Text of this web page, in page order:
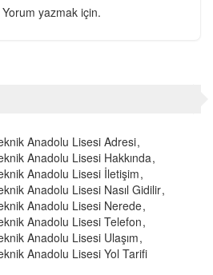
Yorum yazmak için.
Anadolu Lisesi Adresi
Anadolu Lisesi Hakkında
Anadolu Lisesi İletişim
Anadolu Lisesi Nasıl Gidilir
Anadolu Lisesi Nerede
Anadolu Lisesi Telefon
Anadolu Lisesi Ulaşım
Anadolu Lisesi Yol Tarifi